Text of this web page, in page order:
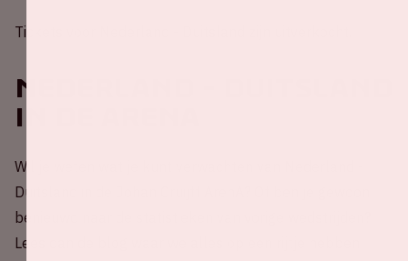
Tickets voor Nederland - Duitsland zijn uitverkocht.
Nederland - Duitsland
in de ArenA
Wil je weten wat je kunt verwachten van Nederland -
Duitsland in de Johan Cruijff ArenA? Of ben je gewoon
benieuwd naar de statistieken van vorige wedstrijden?
Lees dan de blog waar we alles op een rijtje hebben